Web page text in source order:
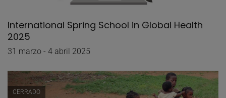
International Spring School in Global Health
2025
31 marzo - 4 abril 2025
CERRADO